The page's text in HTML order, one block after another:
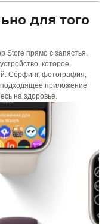
для того
Store прямо с запястья.
которое
Сёрфинг, фотография,
подходящее приложение
на здоровье.